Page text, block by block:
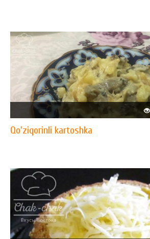
Qo'ziqorinli kartoshka